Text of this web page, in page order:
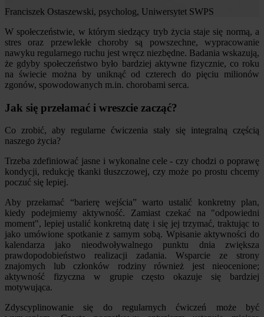
Franciszek Ostaszewski, psycholog, Uniwersytet SWPS
W społeczeństwie, w którym siedzący tryb życia staje się normą, a
stres oraz przewlekłe choroby są powszechne, wypracowanie
nawyku regularnego ruchu jest wręcz niezbędne. Badania wskazują,
że gdyby społeczeństwo było bardziej aktywne fizycznie, co roku
na świecie można by uniknąć od czterech do pięciu milionów
zgonów, spowodowanych m.in. chorobami serca.
Jak się przełamać i wreszcie zacząć?
Co zrobić, aby regularne ćwiczenia stały się integralną częścią
naszego życia?
Trzeba zdefiniować jasne i wykonalne cele - czy chodzi o poprawę
kondycji, redukcję tkanki tłuszczowej, czy może po prostu chcemy
poczuć się lepiej.
Aby przełamać “barierę wejścia” warto ustalić konkretny plan,
kiedy podejmiemy aktywność. Zamiast czekać na "odpowiedni
moment", lepiej ustalić konkretną datę i się jej trzymać, traktując to
jako umówione spotkanie z samym sobą. Wpisanie aktywności do
kalendarza jako nieodwoływalnego punktu dnia zwiększa
prawdopodobieństwo realizacji zadania. Wsparcie ze strony
znajomych lub członków rodziny również jest nieocenione;
aktywność fizyczna w grupie często okazuje się bardziej
motywująca.
Zdyscyplinowanie się do regularnych ćwiczeń może być